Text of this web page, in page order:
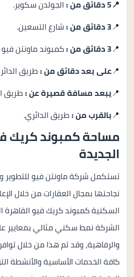
📍5 دقائق من :
الجولدن سكوير.
📍3 دقائق من :
شارع التسعين.
📍3 دقائق من :
كمبوند ماونتن فيو
📍على بعد دقائق من :طريق
📍يبعد مسافة قصيرة عن :طريق
📍بالقرب من :طريق الدائري.
مساحة كمبوند كريك
الجديدة
تستكمل شركة ماونتن فيو للتطوير
نجاحتها بمجال العقارات من خلال
السكنية كمبوند كريك فيو القاهرة
الشركة نمط سكني مثالي بمعايير
والرفاهية، وقد تم هذا من خلال
كافة الخدمات الأساسية والأنشطة